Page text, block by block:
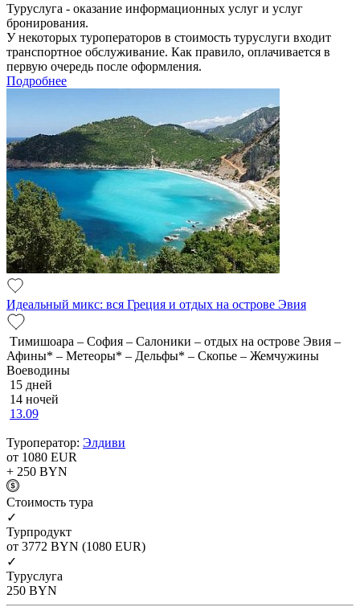
Туруслуга - оказание информационных услуг и услуг
бронирования.
У некоторых туроператоров в стоимость туруслуги входит
транспортное обслуживание. Как правило, оплачивается в
первую очередь после оформления.
Подробнее
Идеальный микс: вся Греция и отдых на острове Эвия
Тимишоара – София – Салоники – отдых на острове Эвия –
Афины* – Метеоры* – Дельфы* – Скопье – Жемчужины
Воеводины
15 дней
14 ночей
13.09
Туроператор: Элдиви
от 1080 EUR
+ 250 BYN
Cтоимость тура
✓
Турпродукт
от 3772 BYN (1080 EUR)
✓
Туруслуга
250 BYN